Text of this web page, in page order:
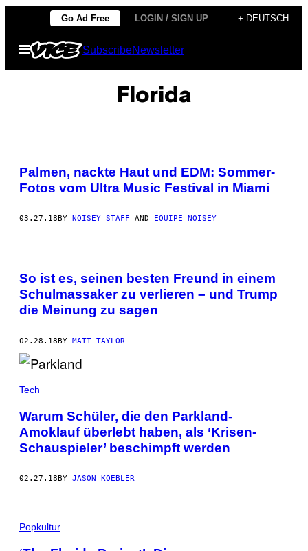
content
Go Ad Free LOGIN / SIGN UP + DEUTSCH
Open
Menu
SubscribeNewsletter
Florida
Palmen, nackte Haut und EDM: Sommer-
Fotos vom Ultra Music Festival in Miami
03.27.18 BY NOISEY STAFF AND EQUIPE NOISEY
So ist es, seinen besten Freund in einem
Schulmassaker zu verlieren – und Trump
die Meinung zu sagen
02.28.18BY MATT TAYLOR
Tech
Warum Schüler, die den Parkland-
Amoklauf überlebt haben, als ‘Krisen-
Schauspieler’ beschimpft werden
02.27.18 BY JASON KOEBLER
Popkultur